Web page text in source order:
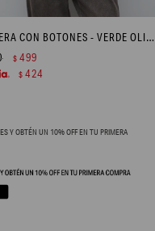
REMERA CON BOTONES - VERDE OLIVA
$ 499
$ 424
Y OBTÉN UN 10% OFF EN TU PRIMERA